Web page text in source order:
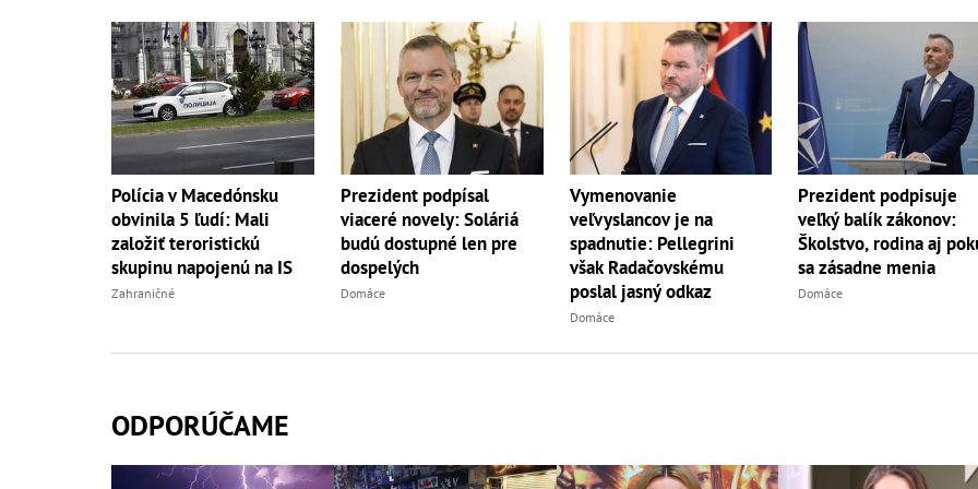
Polícia v Macedónsku
obvinila 5 ľudí: Mali
založiť teroristickú
skupinu napojenú na IS
Zahraničné
Prezident podpísal
viaceré novely: Soláriá
budú dostupné len pre
dospelých
Domáce
Vymenovanie
veľvyslancov je na
spadnutie: Pellegrini
však Radačovskému
poslal jasný odkaz
Domáce
Prezident podpisuje
veľký balík zákonov:
Školstvo, rodina aj
sa zásadne menia
Domáce
ODPORÚČAME